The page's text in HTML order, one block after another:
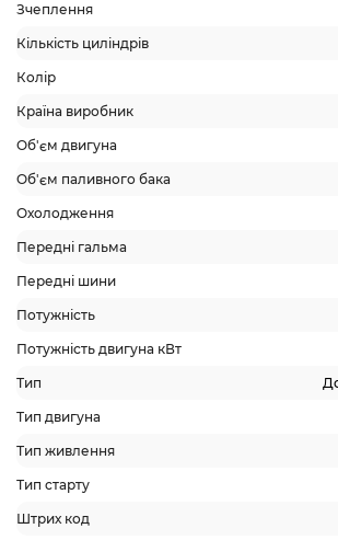
Зчеплення
Кількість циліндрів
Колір
Країна виробник
Об'єм двигуна
Об'єм паливного бака
Охолодження
Передні гальма
Передні шини
Потужність
Потужність двигуна кВт
Тип
Тип двигуна
Тип живлення
Тип старту
Штрих код